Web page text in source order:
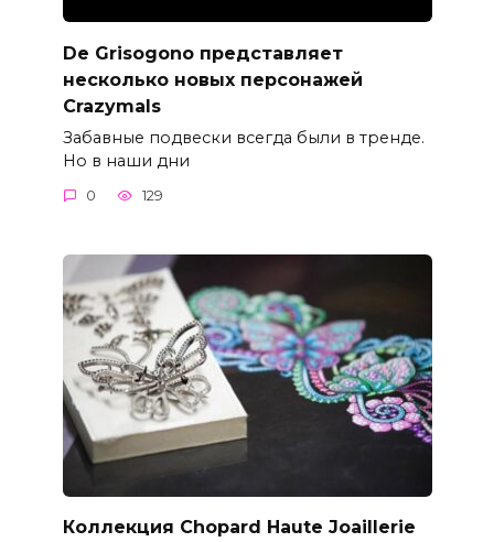
De Grisogono представляет
несколько новых персонажей
Crazymals
Забавные подвески всегда были в тренде.
Но в наши дни
0 129
Коллекция Chopard Haute Joaillerie